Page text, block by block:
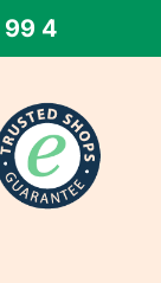
99 4